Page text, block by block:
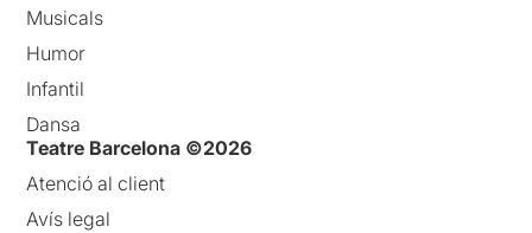
Musicals
Humor
Infantil
Dansa
Teatre Barcelona ©2026
Atenció al client
Avís legal